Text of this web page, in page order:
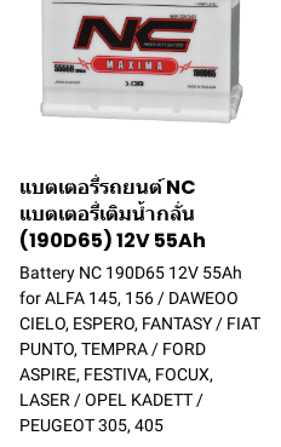
แบตเตอรี่รถยนต์ NC
แบตเตอรี่เติมน้ำกลั่น
(190D65) 12V 55Ah
Battery NC 190D65 12V 55Ah
for ALFA 145, 156 / DAWEOO
CIELO, ESPERO, FANTASY / FIAT
PUNTO, TEMPRA / FORD
ASPIRE, FESTIVA, FOCUX,
LASER / OPEL KADETT /
PEUGEOT 305, 405